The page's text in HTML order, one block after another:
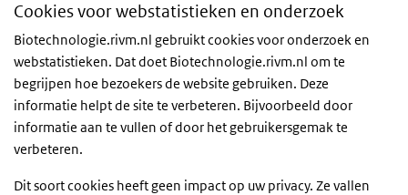
Cookies voor webstatistieken en onderzoek
Biotechnologie.rivm.nl gebruikt cookies voor onderzoek en
webstatistieken. Dat doet Biotechnologie.rivm.nl om te
begrijpen hoe bezoekers de website gebruiken. Deze
informatie helpt de site te verbeteren. Bijvoorbeeld door
informatie aan te vullen of door het gebruikersgemak te
verbeteren.
Dit soort cookies heeft geen impact op uw privacy. Ze vallen